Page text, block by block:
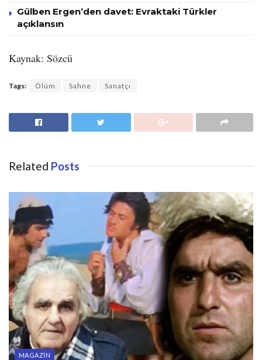
Gülben Ergen’den davet: Evraktaki Türkler
açıklansın
Kaynak: Sözcü
Tags: Ölüm Sahne Sanatçı
Related Posts
MAGAZIN